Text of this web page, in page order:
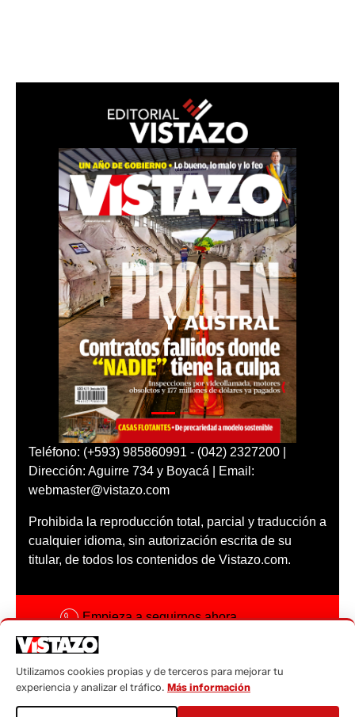
Teléfono: (+593) 985860991 - (042) 2327200 |
Dirección: Aguirre 734 y Boyacá | Email:
webmaster@vistazo.com
Prohibida la reproducción total, parcial y traducción a
cualquier idioma, sin autorización escrita de su
titular, de todos los contenidos de Vistazo.com.
Empieza a seguirnos ahora
Código ética
Sugerencias a:
Utilizamos cookies propias y de terceros para mejorar tu
experiencia y analizar el tráfico. Más información